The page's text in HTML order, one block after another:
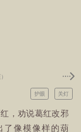
关灯
护眼
，劝说葛红改邪
了像模像样的葫